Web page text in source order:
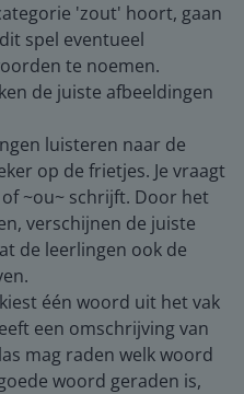
'zout' hoort, gaan
spel eventueel
te noemen.
de juiste afbeeldingen
luisteren naar de
op de frietjes. Je vraagt
~ou~ schrijft. Door het
verschijnen de juiste
de leerlingen ook de
één woord uit het vak
een omschrijving van
mag raden welk woord
woord geraden is,